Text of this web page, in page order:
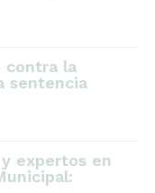
contra la
sentencia
expertos en